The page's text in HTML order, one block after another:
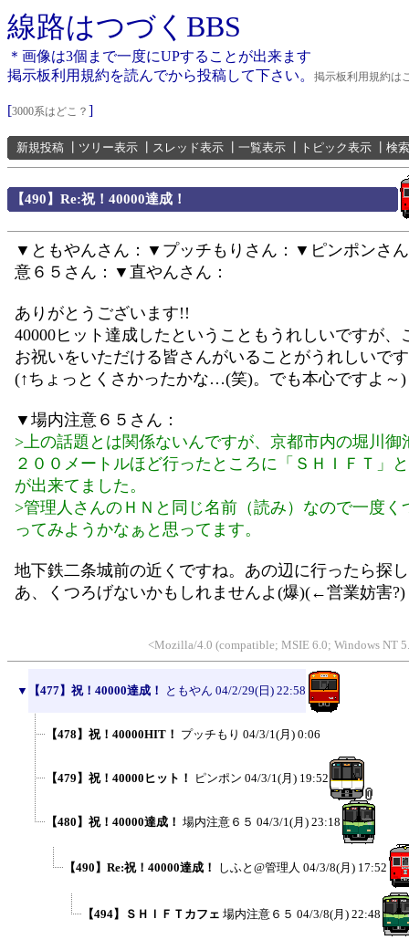
線路はつづくBBS
＊画像は3個まで一度にUPすることが出来ます
掲示板利用規約を読んでから投稿して下さい。
掲示板利用規約は
[3000系はどこ？ ]
新規投稿 ツリー表示 スレッド表示 一覧表示 トピック表示 検索
【490】Re:祝！40000達成！
▼ともやんさん：▼プッチもりさん：▼ピンポンさ
意６５さん：▼直やんさん：
ありがとうございます!!
40000ヒット達成したということもうれしいですが、
お祝いをいただける皆さんがいることがうれしいで
(↑ちょっとくさかったかな…(笑)。でも本心ですよ～)
▼場内注意６５さん：
>上の話題とは関係ないんですが、京都市内の堀川御
２００メートルほど行ったところに「ＳＨＩＦＴ」
が出来てました。
>管理人さんのＨＮと同じ名前（読み）なので一度く
ってみようかなぁと思ってます。
地下鉄二条城前の近くですね。あの辺に行ったら探
あ、くつろげないかもしれませんよ(爆)(←営業妨害?)
<Mozilla/4.0 (compatible; MSIE 6.0; Windows NT
▼ 【477】祝！40000達成！ ともやん 04/2/29(日) 22:58
【478】祝！40000HIT！ プッチもり 04/3/1(月) 0:06
【479】祝！40000ヒット！ ピンポン 04/3/1(月) 19:52
【480】祝！40000達成！ 場内注意６５ 04/3/1(月) 23:18
【490】Re:祝！40000達成！ しふと@管理人 04/3/8(月) 17:52
【494】ＳＨＩＦＴカフェ 場内注意６５ 04/3/8(月) 22:48